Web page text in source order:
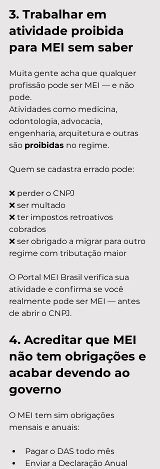
3. Trabalhar em
atividade proibida
para MEI sem saber
Muita gente acha que qualquer
profissão pode ser MEI — e não
pode.
Atividades como medicina,
odontologia, advocacia,
engenharia, arquitetura e outras
são proibidas no regime.
Quem se cadastra errado pode:
❌ perder o CNPJ
❌ ser multado
❌ ter impostos retroativos
cobrados
❌ ser obrigado a migrar para outro
regime com tributação maior
O Portal MEI Brasil verifica sua
atividade e confirma se você
realmente pode ser MEI — antes
de abrir o CNPJ.
4. Acreditar que MEI
não tem obrigações e
acabar devendo ao
governo
O MEI tem sim obrigações
mensais e anuais:
Pagar o DAS todo mês
Enviar a Declaração Anual